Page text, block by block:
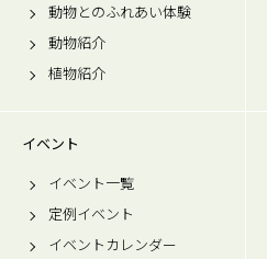
動物とのふれあい体験
動物紹介
植物紹介
イベント
イベント一覧
定例イベント
イベントカレンダー